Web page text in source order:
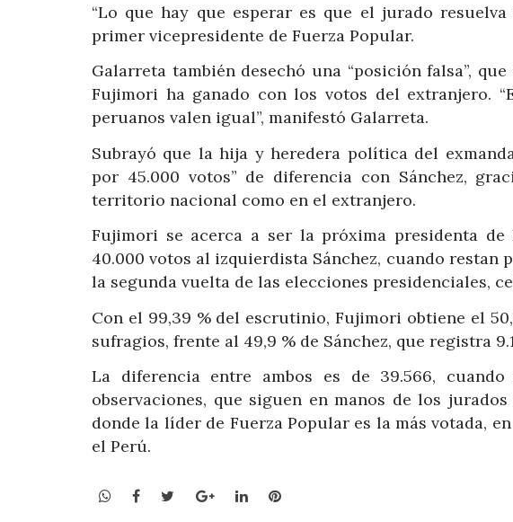
“Lo que hay que esperar es que el jurado
primer vicepresidente de Fuerza Popular.
Galarreta también desechó una “posición falsa”,
Fujimori ha ganado con los votos del extranjero.
peruanos valen igual”, manifestó Galarreta.
Subrayó que la hija y heredera política del
por 45.000 votos” de diferencia con Sánchez,
territorio nacional como en el extranjero.
Fujimori se acerca a ser la próxima presidenta
40.000 votos al izquierdista Sánchez, cuando restan
la segunda vuelta de las elecciones presidenciales,
Con el 99,39 % del escrutinio, Fujimori obtiene el
sufragios, frente al 49,9 % de Sánchez, que registra
La diferencia entre ambos es de 39.566,
observaciones, que siguen en manos de los
donde la líder de Fuerza Popular es la más votada,
el Perú.
WhatsApp
Facebook
TwitterGoogle+LinkedInPinterest